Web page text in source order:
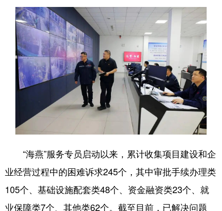
“海燕”服务专员启动以来，累计收集项目建设和企
业经营过程中的困难诉求245个，其中审批手续办理类
105个、基础设施配套类48个、资金融资类23个、就
业保障类7个、其他类62个。截至目前，已解决问题